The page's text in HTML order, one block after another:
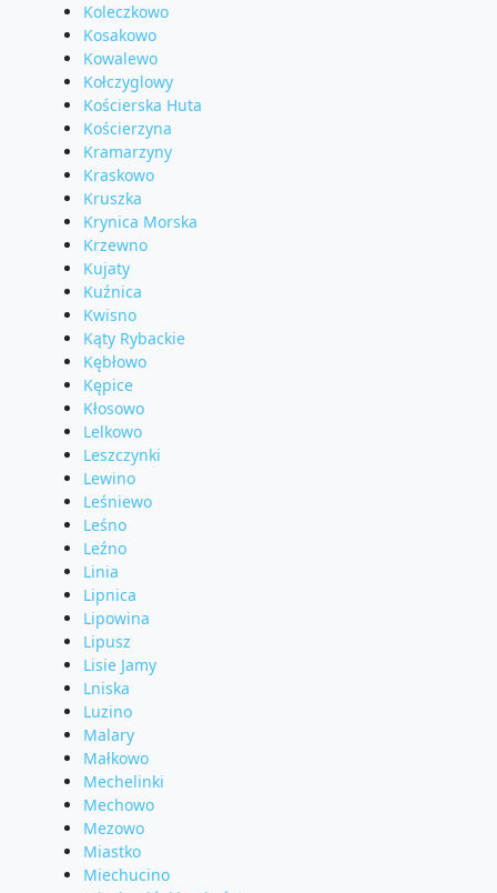
Koleczkowo
Kosakowo
Kowalewo
Kołczyglowy
Kościerska Huta
Kościerzyna
Kramarzyny
Kraskowo
Kruszka
Krynica Morska
Krzewno
Kujaty
Kuźnica
Kwisno
Kąty Rybackie
Kębłowo
Kępice
Kłosowo
Lelkowo
Leszczynki
Lewino
Leśniewo
Leśno
Leźno
Linia
Lipnica
Lipowina
Lipusz
Lisie Jamy
Lniska
Luzino
Malary
Małkowo
Mechelinki
Mechowo
Mezowo
Miastko
Miechucino